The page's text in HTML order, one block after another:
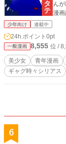
んが
漫
少年向け 連載中
24h.ポイント 0pt
一般漫画 8,555 位 /
美少女 青年漫画
ギャグ時々シリアス
6